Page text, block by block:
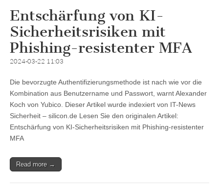
Entschärfung von KI-
Sicherheitsrisiken mit
Phishing-resistenter MFA
2024-03-22 11:03
Die bevorzugte Authentifizierungsmethode ist nach wie vor die
Kombination aus Benutzername und Passwort, warnt Alexander
Koch von Yubico. Dieser Artikel wurde indexiert von IT-News
Sicherheit – silicon.de Lesen Sie den originalen Artikel:
Entschärfung von KI-Sicherheitsrisiken mit Phishing-resistenter
MFA
Read more →